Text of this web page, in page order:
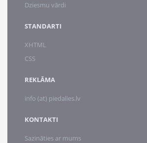
Dziesmu vārdi
STANDARTI
XHTML
CSS
REKLĀMA
info (at) piedalies.lv
KONTAKTI
Sazināties ar mums